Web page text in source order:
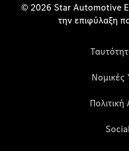
© 2026 Star Automotive
την επιφύλαξη
Νομικές